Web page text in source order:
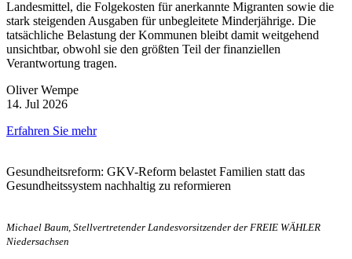
Landesmittel, die Folgekosten für anerkannte Migranten sowie die
stark steigenden Ausgaben für unbegleitete Minderjährige. Die
tatsächliche Belastung der Kommunen bleibt damit weitgehend
unsichtbar, obwohl sie den größten Teil der finanziellen
Verantwortung tragen.
Oliver Wempe
14. Jul 2026
Erfahren Sie mehr
Gesundheitsreform: GKV-Reform belastet Familien statt das
Gesundheitssystem nachhaltig zu reformieren
Michael Baum, Stellvertretender Landesvorsitzender der FREIE WÄHLER
Niedersachsen